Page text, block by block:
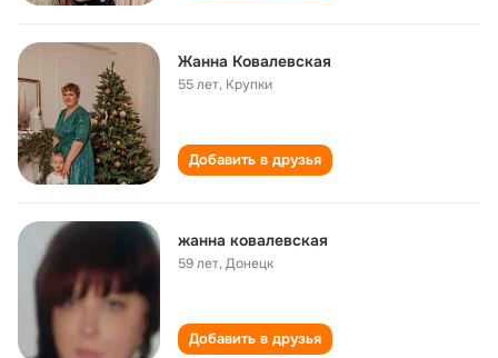
Жанна Ковалевская
55 лет, Крупки
Добавить в друзья
жанна ковалевская
59 лет,Донецк
Добавить в друзья